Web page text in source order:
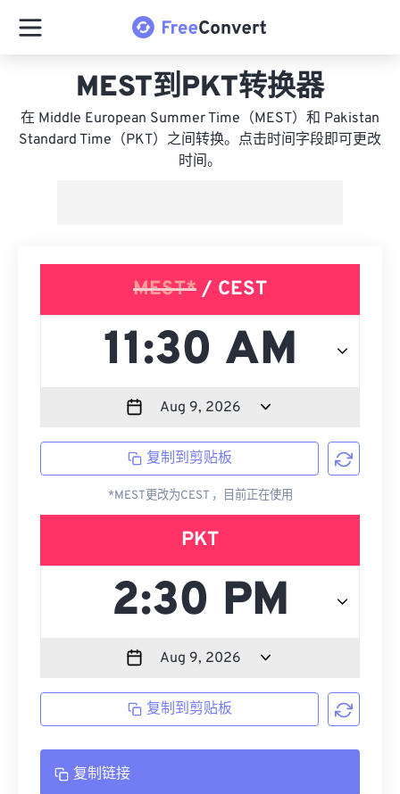
MEST到PKT转换器
在 Middle European Summer Time（MEST）和 Pakistan
Standard Time（PKT）之间转换。点击时间字段即可更改
时间。
MEST* / CEST
复制到剪贴板
*MEST更改为CEST ，目前正在使用
PKT
复制到剪贴板
复制链接